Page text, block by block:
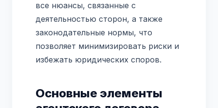
все нюансы, связанные с
деятельностью сторон, а также
законодательные нормы, что
позволяет минимизировать риски и
избежать юридических споров.
Основные элементы